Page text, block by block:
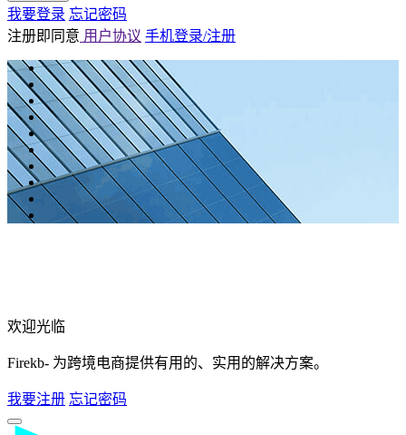
我要登录 忘记密码
注册即同意 用户协议 手机登录/注册
欢迎光临
Firekb- 为跨境电商提供有用的、实用的解决方案。
我要注册 忘记密码